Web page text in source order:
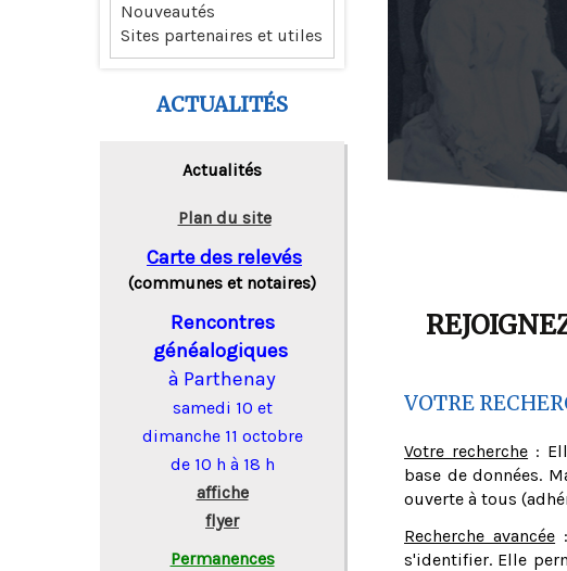
VOTRE
Votre recherche :
base de données.
ouverte à tous
Recherche avancée
s'identifier. Elle
Nouveautés
Sites partenaires et utiles
ACTUALITÉS
Actualités
Plan du site
Carte des relevés
(communes et notaires)
Rencontres
généalogiques
à Parthenay
samedi 10 et
dimanche 11 octobre
de 10 h à 18 h
affiche
flyer
Permanences